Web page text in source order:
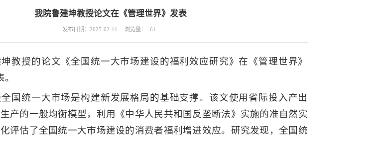
我院鲁建坤教授论文在《管理世界》发表
发布日期：2025-02-11 浏览量： 61
教授的论文《全国统一大市场建设的福利效应研究》在《管理世界》
国统一大市场是构建新发展格局的基础支撑。该文使用省际投入产出
产的一般均衡模型，利用《中华人民共和国反垄断法》实施的准自然实
评估了全国统一大市场建设的消费者福利增进效应。研究发现，全国统